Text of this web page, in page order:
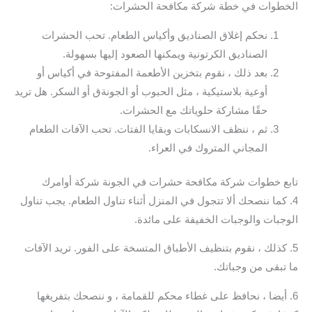
الخطوات في خطة شركة مكافحة الحشرات:
نحكم إغلاق الصناديق وأكياس الطعام. تحب الحشرات
الصناديق الكرتونية ويمكنها الصعود إليها بسهولة.
بعد ذلك ، نقوم بتخزين الأطعمة المفتوحة في أكياس أو
أوعية بلاستيكية ، مثل الحبوب أو الجونةق أو السكر. هل تريد
حقًا مشاركة حلوياتك مع الحشرات.
ثم ، ننظف الانسكابات وبقايا الفتات. تحب الآفات الطعام
المجاني المتروك في العراء.
تابع خطوات شركة مكافحة حشرات في الجونة شركة أوامرك
4. كما ننصحك ألا تتجول في المنزل أثناء تناول الطعام. يجب تناول
الوجبات والوجبات الخفيفة على مائدة.
5. كذلك ، نقوم بتنظيف الأطباق المتسخة على الفور. تريد الآفات
ما تبقى من وجباتك.
6. أيضا ، نحافظ على غطاء محكم للقمامة ، و ننصحك بتفريغها